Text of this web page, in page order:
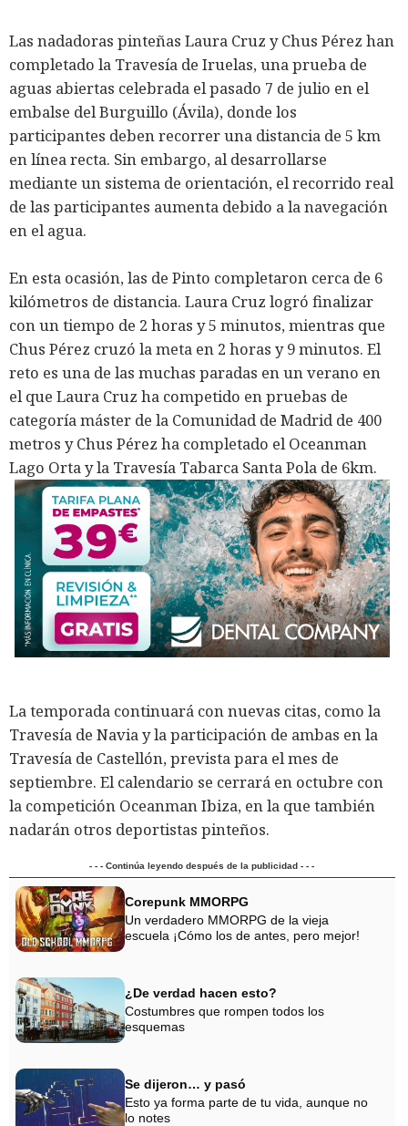
Las nadadoras pinteñas Laura Cruz y Chus Pérez han
completado la Travesía de Iruelas, una prueba de
aguas abiertas celebrada el pasado 7 de julio en el
embalse del Burguillo (Ávila), donde los
participantes deben recorrer una distancia de 5 km
en línea recta. Sin embargo, al desarrollarse
mediante un sistema de orientación, el recorrido real
de las participantes aumenta debido a la navegación
en el agua.
En esta ocasión, las de Pinto completaron cerca de 6
kilómetros de distancia. Laura Cruz logró finalizar
con un tiempo de 2 horas y 5 minutos, mientras que
Chus Pérez cruzó la meta en 2 horas y 9 minutos. El
reto es una de las muchas paradas en un verano en
el que Laura Cruz ha competido en pruebas de
categoría máster de la Comunidad de Madrid de 400
metros y Chus Pérez ha completado el Oceanman
Lago Orta y la Travesía Tabarca Santa Pola de 6km.
La temporada continuará con nuevas citas, como la
Travesía de Navia y la participación de ambas en la
Travesía de Castellón, prevista para el mes de
septiembre. El calendario se cerrará en octubre con
la competición Oceanman Ibiza, en la que también
nadarán otros deportistas pinteños.
- - - Continúa leyendo después de la publicidad - - -
Corepunk MMORPG
Un verdadero MMORPG de la vieja
escuela ¡Cómo los de antes, pero mejor!
¿De verdad hacen esto?
Costumbres que rompen todos los
esquemas
Se dijeron… y pasó
Esto ya forma parte de tu vida, aunque no
lo notes